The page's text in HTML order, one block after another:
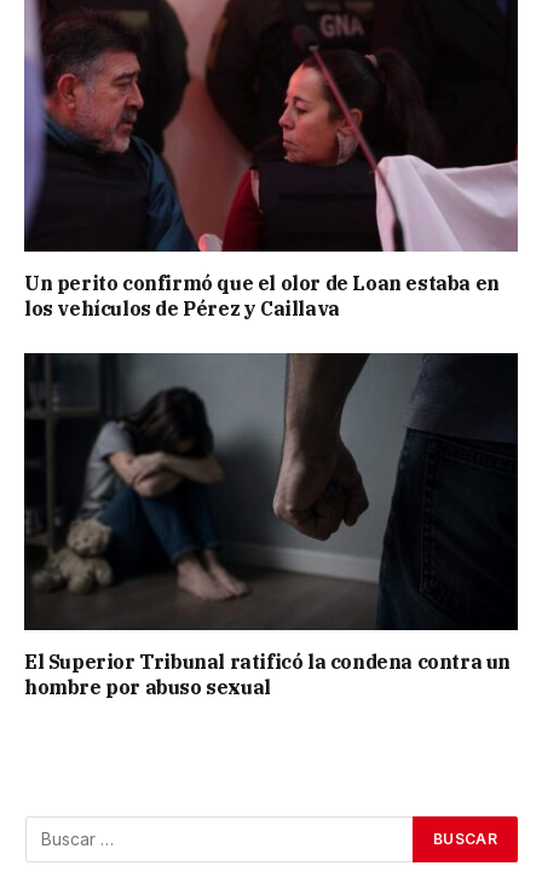
Un perito confirmó que el olor de Loan estaba en
los vehículos de Pérez y Caillava
El Superior Tribunal ratificó la condena contra un
hombre por abuso sexual